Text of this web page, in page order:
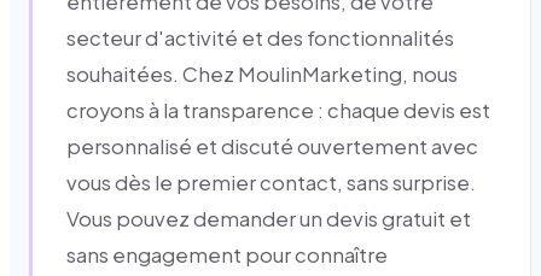
secteur d'activité et des fonctionnalités
souhaitées. Chez MoulinMarketing, nous
croyons à la transparence : chaque devis est
personnalisé et discuté ouvertement avec
vous dès le premier contact, sans surprise.
Vous pouvez demander un devis gratuit et
sans engagement pour connaître